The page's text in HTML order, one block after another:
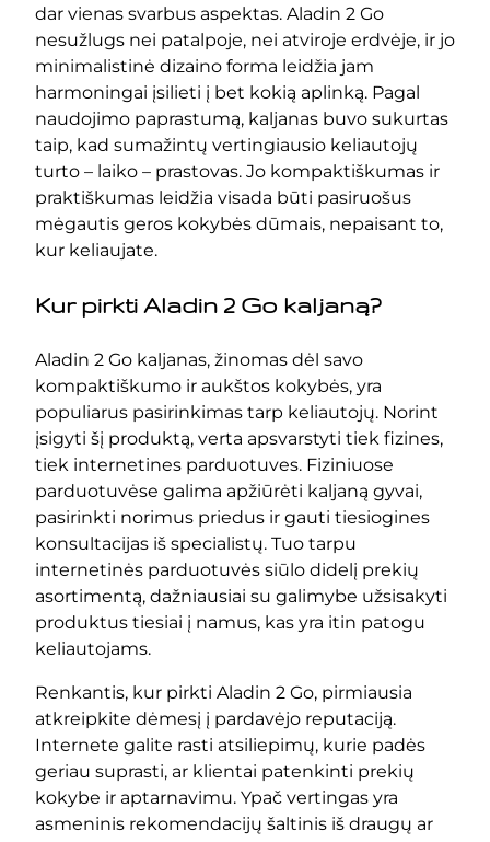
dar vienas svarbus aspektas. Aladin 2 Go
nesužlugs nei patalpoje, nei atviroje erdvėje, ir jo
minimalistinė dizaino forma leidžia jam
harmoningai įsilieti į bet kokią aplinką. Pagal
naudojimo paprastumą, kaljanas buvo sukurtas
taip, kad sumažintų vertingiausio keliautojų
turto – laiko – prastovas. Jo kompaktiškumas ir
praktiškumas leidžia visada būti pasiruošus
mėgautis geros kokybės dūmais, nepaisant to,
kur keliaujate.
Kur pirkti Aladin 2 Go kaljaną?
Aladin 2 Go kaljanas, žinomas dėl savo
kompaktiškumo ir aukštos kokybės, yra
populiarus pasirinkimas tarp keliautojų. Norint
įsigyti šį produktą, verta apsvarstyti tiek fizines,
tiek internetines parduotuves. Fiziniuose
parduotuvėse galima apžiūrėti kaljaną gyvai,
pasirinkti norimus priedus ir gauti tiesiogines
konsultacijas iš specialistų. Tuo tarpu
internetinės parduotuvės siūlo didelį prekių
asortimentą, dažniausiai su galimybe užsisakyti
produktus tiesiai į namus, kas yra itin patogu
keliautojams.
Renkantis, kur pirkti Aladin 2 Go, pirmiausia
atkreipkite dėmesį į pardavėjo reputaciją.
Internete galite rasti atsiliepimų, kurie padės
geriau suprasti, ar klientai patenkinti prekių
kokybe ir aptarnavimu. Ypač vertingas yra
asmeninis rekomendacijų šaltinis iš draugų ar